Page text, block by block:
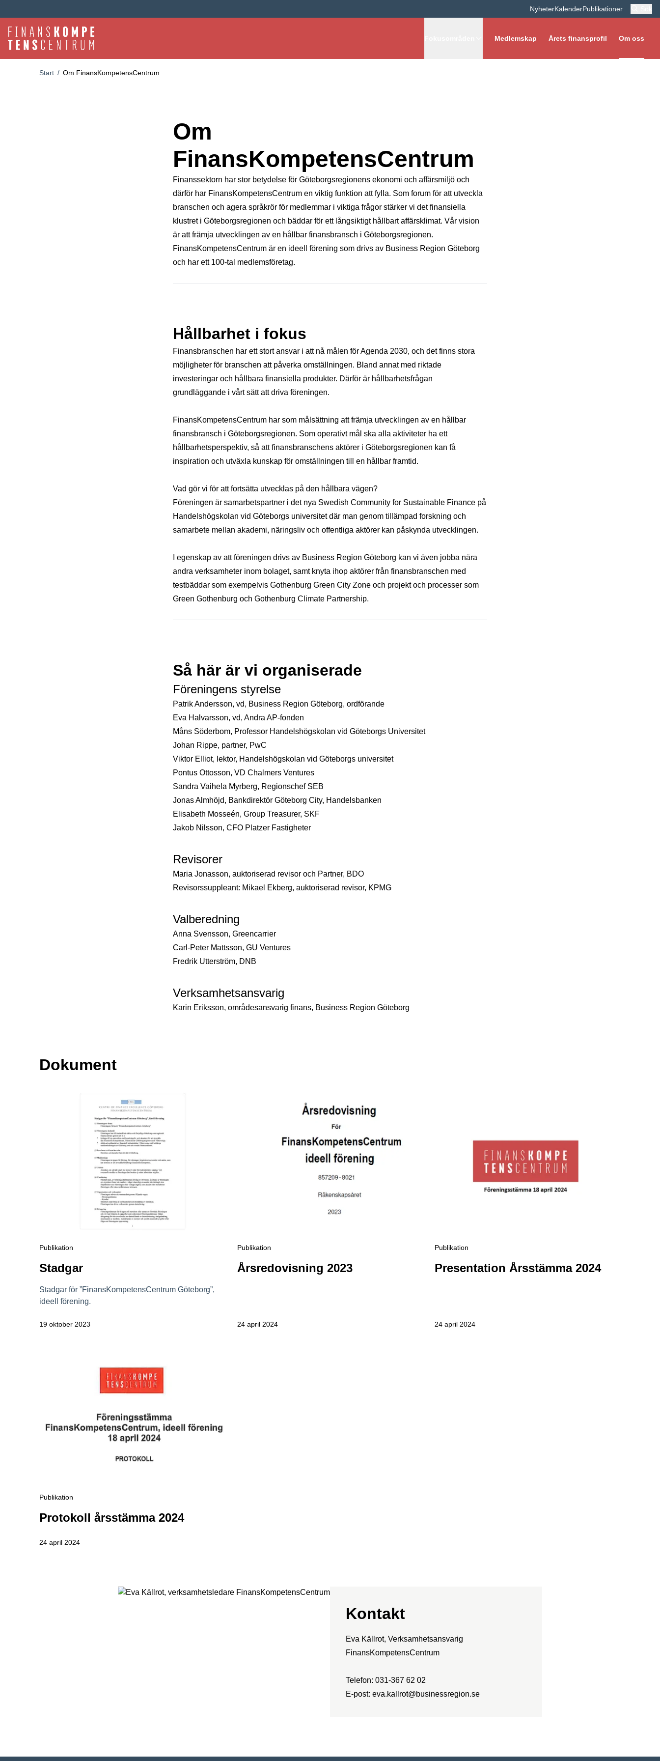
NyheterKalenderPublikationer
Medlemskap Årets finansprofil Om oss
Länkstig
Start / Om FinansKompetensCentrum
Om
FinansKompetensCentrum
Finanssektorn har stor betydelse för Göteborgsregionens ekonomi och affärsmiljö och
därför har FinansKompetensCentrum en viktig funktion att fylla. Som forum för att utveckla
branschen och agera språkrör för medlemmar i viktiga frågor stärker vi det finansiella
klustret i Göteborgsregionen och bäddar för ett långsiktigt hållbart affärsklimat. Vår vision
är att främja utvecklingen av en hållbar finansbransch i Göteborgsregionen.
FinansKompetensCentrum är en ideell förening som drivs av Business Region Göteborg
och har ett 100-tal medlemsföretag.
Hållbarhet i fokus
Finansbranschen har ett stort ansvar i att nå målen för Agenda 2030, och det finns stora
möjligheter för branschen att påverka omställningen. Bland annat med riktade
investeringar och hållbara finansiella produkter. Därför är hållbarhetsfrågan
grundläggande i vårt sätt att driva föreningen.
FinansKompetensCentrum har som målsättning att främja utvecklingen av en hållbar
finansbransch i Göteborgsregionen. Som operativt mål ska alla aktiviteter ha ett
hållbarhetsperspektiv, så att finansbranschens aktörer i Göteborgsregionen kan få
inspiration och utväxla kunskap för omställningen till en hållbar framtid.
Vad gör vi för att fortsätta utvecklas på den hållbara vägen?
Föreningen är samarbetspartner i det nya Swedish Community for Sustainable Finance på
Handelshögskolan vid Göteborgs universitet där man genom tillämpad forskning och
samarbete mellan akademi, näringsliv och offentliga aktörer kan påskynda utvecklingen.
I egenskap av att föreningen drivs av Business Region Göteborg kan vi även jobba nära
andra verksamheter inom bolaget, samt knyta ihop aktörer från finansbranschen med
testbäddar som exempelvis Gothenburg Green City Zone och projekt och processer som
Green Gothenburg och Gothenburg Climate Partnership.
Så här är vi organiserade
Föreningens styrelse
Patrik Andersson, vd, Business Region Göteborg, ordförande
Eva Halvarsson, vd, Andra AP-fonden
Måns Söderbom, Professor Handelshögskolan vid Göteborgs Universitet
Johan Rippe, partner, PwC
Viktor Elliot, lektor, Handelshögskolan vid Göteborgs universitet
Pontus Ottosson, VD Chalmers Ventures
Sandra Vaihela Myrberg, Regionschef SEB
Jonas Almhöjd, Bankdirektör Göteborg City, Handelsbanken
Elisabeth Mosseén, Group Treasurer, SKF
Jakob Nilsson, CFO Platzer Fastigheter
Revisorer
Maria Jonasson, auktoriserad revisor och Partner, BDO
Revisorssuppleant: Mikael Ekberg, auktoriserad revisor, KPMG
Valberedning
Anna Svensson, Greencarrier
Carl-Peter Mattsson, GU Ventures
Fredrik Utterström, DNB
Verksamhetsansvarig
Karin Eriksson, områdesansvarig finans, Business Region Göteborg
Dokument
publikation
Stadgar
Stadgar för ”FinansKompetensCentrum Göteborg”,
ideell förening.
19 oktober 2023
publikation
Årsredovisning 2023
24 april 2024
publikation
Presentation Årsstämma 2024
24 april 2024
publikation
Protokoll årsstämma 2024
24 april 2024
Kontakt
Eva Källrot, Verksamhetsansvarig
FinansKompetensCentrum
Telefon: 031-367 62 02
E-post: eva.kallrot@businessregion.se